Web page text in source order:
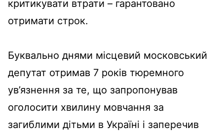
критикувати втрати – гарантовано
отримати строк.
Буквально днями місцевий московський
депутат отримав 7 років тюремного
ув’язнення за те, що запропонував
оголосити хвилину мовчання за
загиблими дітьми в Україні і заперечив